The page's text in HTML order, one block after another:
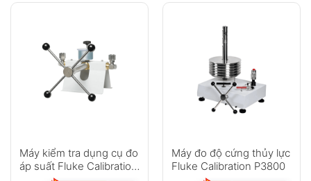
Máy kiểm tra dụng cụ đo
áp suất Fluke Calibration
Máy đo độ cứng thủy lực
Fluke Calibration P3800